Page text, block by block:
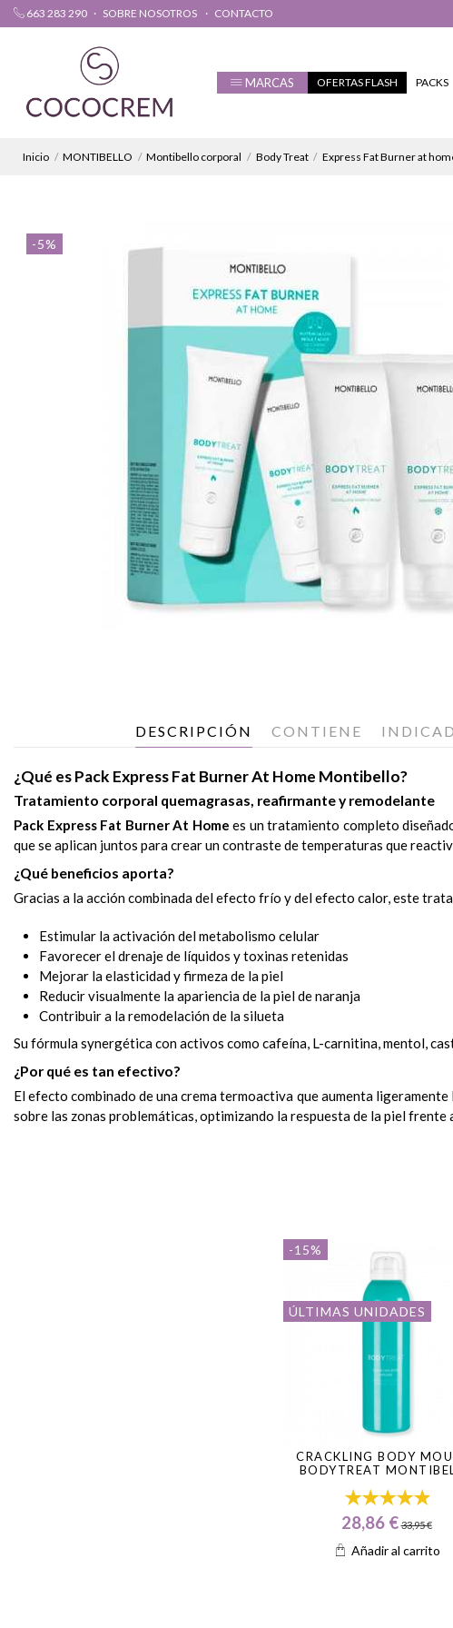
663 283 290 SOBRE NOSOTROS CONTACTO
MARCAS OFERTAS FLASH PACKS
Inicio MONTIBELLO Montibello corporal Body Treat Express Fat Burner at
-5%
DESCRIPCIÓN CONTIENE
¿Qué es Pack Express Fat Burner At Home Montibello?
Tratamiento corporal quemagrasas, reafirmante y remodelante
Pack Express Fat Burner At Home es un tratamiento completo
que se aplican juntos para crear un contraste de temperaturas que
¿Qué beneficios aporta?
Gracias a la acción combinada del efecto frío y del efecto calor, este
Estimular la activación del metabolismo celular
Favorecer el drenaje de líquidos y toxinas retenidas
Mejorar la elasticidad y firmeza de la piel
Reducir visualmente la apariencia de la piel de naranja
Contribuir a la remodelación de la silueta
Su fórmula synergética con activos como cafeína, L-carnitina, mentol,
¿Por qué es tan efectivo?
El efecto combinado de una crema termoactiva que aumenta
sobre las zonas problemáticas, optimizando la respuesta de la piel
-15%
ÚLTIMAS UNIDADES
CRACKLING BODY
BODYTREAT
28,86 € 33,95 €
Añadir al carrito